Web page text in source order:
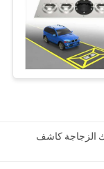
الزجاجة كاشف